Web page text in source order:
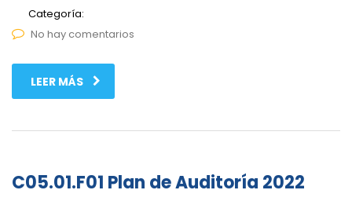
Categoría:
No hay comentarios
LEER MÁS
C05.01.F01 Plan de Auditoría 2022